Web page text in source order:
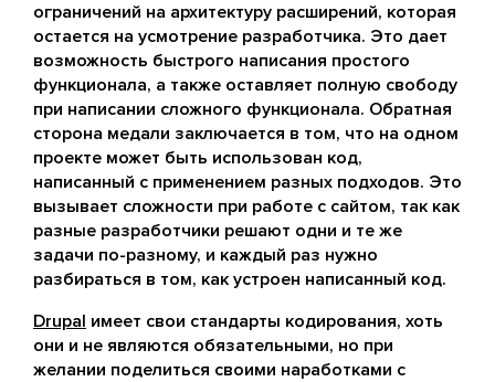
ограничений на архитектуру расширений, которая
остается на усмотрение разработчика. Это дает
возможность быстрого написания простого
функционала, а также оставляет полную свободу
при написании сложного функционала. Обратная
сторона медали заключается в том, что на одном
проекте может быть использован код,
написанный с применением разных подходов. Это
вызывает сложности при работе с сайтом, так как
разные разработчики решают одни и те же
задачи по-разному, и каждый раз нужно
разбираться в том, как устроен написанный код.
Drupal имеет свои стандарты кодирования, хоть
они и не являются обязательными, но при
желании поделиться своими наработками с